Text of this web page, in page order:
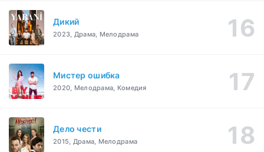
Дикий
2023, Драма, Мелодрама
Мистер ошибка
2020, Мелодрама, Комедия
Дело чести
2015, Драма, Мелодрама